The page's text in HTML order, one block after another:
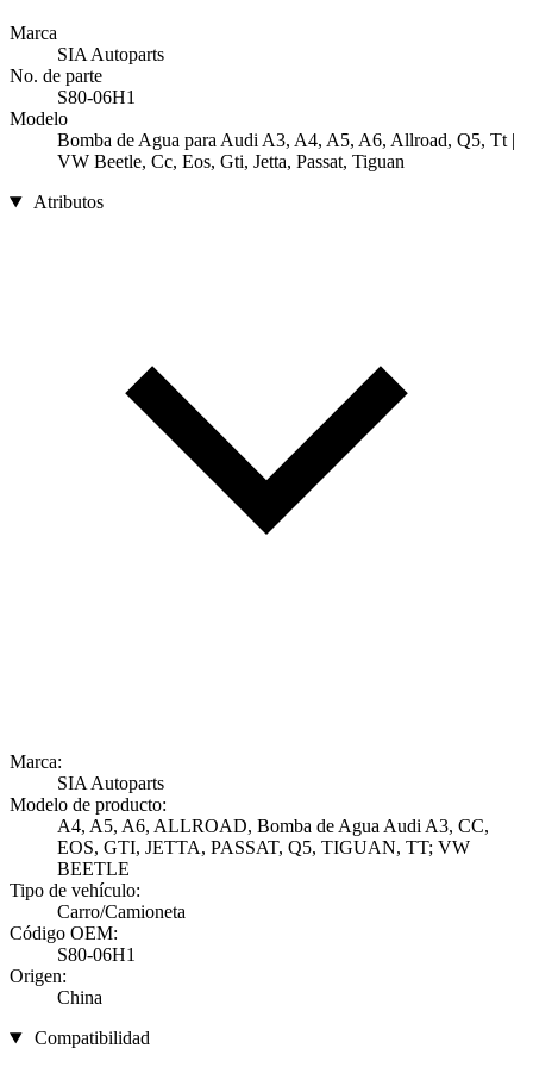
Marca
SIA Autoparts
No. de parte
S80-06H1
Modelo
Bomba de Agua para Audi A3, A4, A5, A6, Allroad, Q5, Tt |
VW Beetle, Cc, Eos, Gti, Jetta, Passat, Tiguan
Atributos
Marca:
SIA Autoparts
Modelo de producto:
A4, A5, A6, ALLROAD, Bomba de Agua Audi A3, CC,
EOS, GTI, JETTA, PASSAT, Q5, TIGUAN, TT; VW
BEETLE
Tipo de vehículo:
Carro/Camioneta
Código OEM:
S80-06H1
Origen:
China
Compatibilidad